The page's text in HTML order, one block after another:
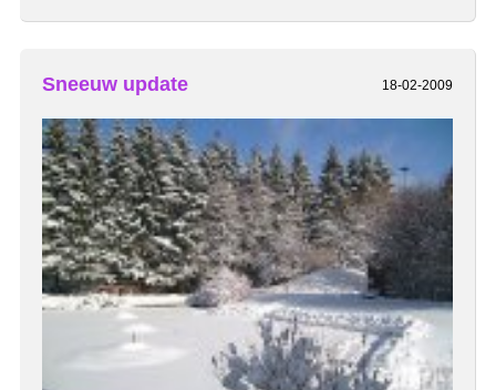
18-02-2009
Sneeuw update